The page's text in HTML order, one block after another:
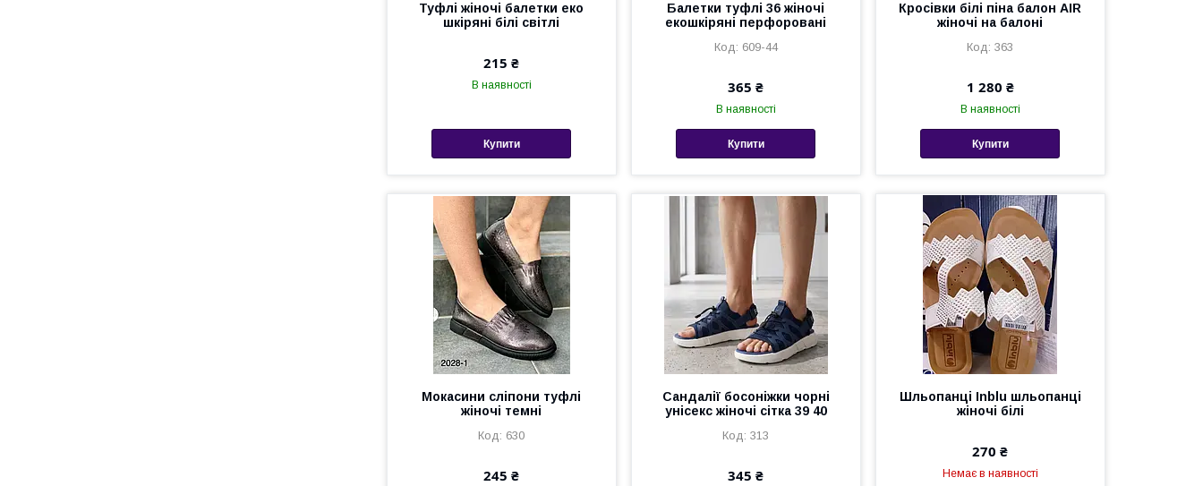
Туфлі жіночі балетки еко
шкіряні білі світлі
215 ₴
В наявності
Купити
Балетки туфлі 36 жіночі
екошкіряні перфоровані
609-44
365 ₴
В наявності
Купити
Кросівки білі піна балон AIR
жіночі на балоні
363
1 280 ₴
В наявності
Купити
Мокасини сліпони туфлі
жіночі темні
630
245 ₴
Сандалії босоніжки чорні
унісекс жіночі сітка 39 40
313
345 ₴
Шльопанці Inblu шльопанці
жіночі білі
270 ₴
Немає в наявності